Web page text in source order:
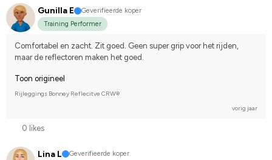
Gunilla E
Geverifieerde koper
Training Performer
Comfortabel en zacht. Zit goed. Geen super grip voor het rijden,
maar de reflectoren maken het goed.
Toon origineel
Rijleggings Bonney Reflecitve CRW®
vorig jaar
0 likes
Lina L
Geverifieerde koper